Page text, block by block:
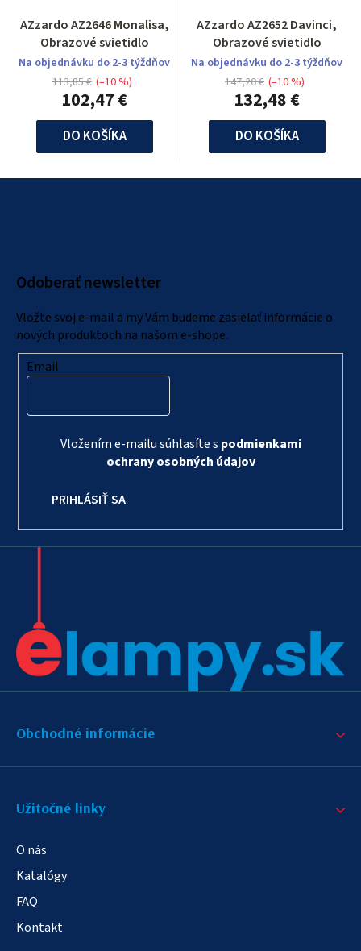
AZzardo AZ2646 Monalisa,
Obrazové svietidlo
Na objednávku do 2-3 týždňov
102,47 €
113,85 € (–10 %)
DO KOŠÍKA
AZzardo AZ2652 Davinci,
Obrazové svietidlo
Na objednávku do 2-3 týždňov
132,48 €
147,20 € (–10 %)
DO KOŠÍKA
Odoberať newsletter
Vložte svoj e-mail a my Vám budeme zasielať informácie o
nových produktoch na našom e-shope.
Email
Vložením e-mailu súhlasíte s podmienkami
ochrany osobných údajov
PRIHLÁSIŤ SA
Obchodné informácie
Užitočné linky
O nás
Katalógy
FAQ
Kontakt